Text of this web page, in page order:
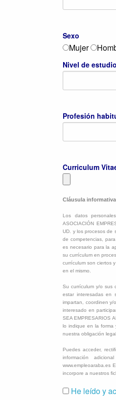
Sexo
Mujer
Nivel de
Profesión
Curriculum
Cláusula
Los datos
ASOCIACIÓN
UD. y los procesos de
de competencias,
es necesario para la
su currículum en
currículum son ciertos
en el mismo.
Su currículum y/o sus
estar interesadas en
impartan, coordinen y/
interesado en
SEA EMPRESARIOS
lo indique en la forma
nuestra obligación
Puedes acceder,
información
www.empleoaraba.es
incorpore a nuestros
He leído y